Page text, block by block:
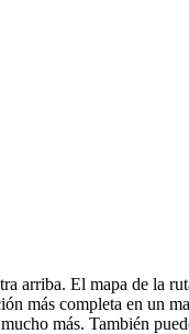
El mapa de la
más completa en un
más. También